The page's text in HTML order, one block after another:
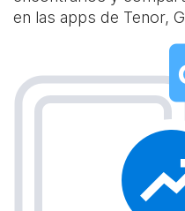
en las apps de Tenor,